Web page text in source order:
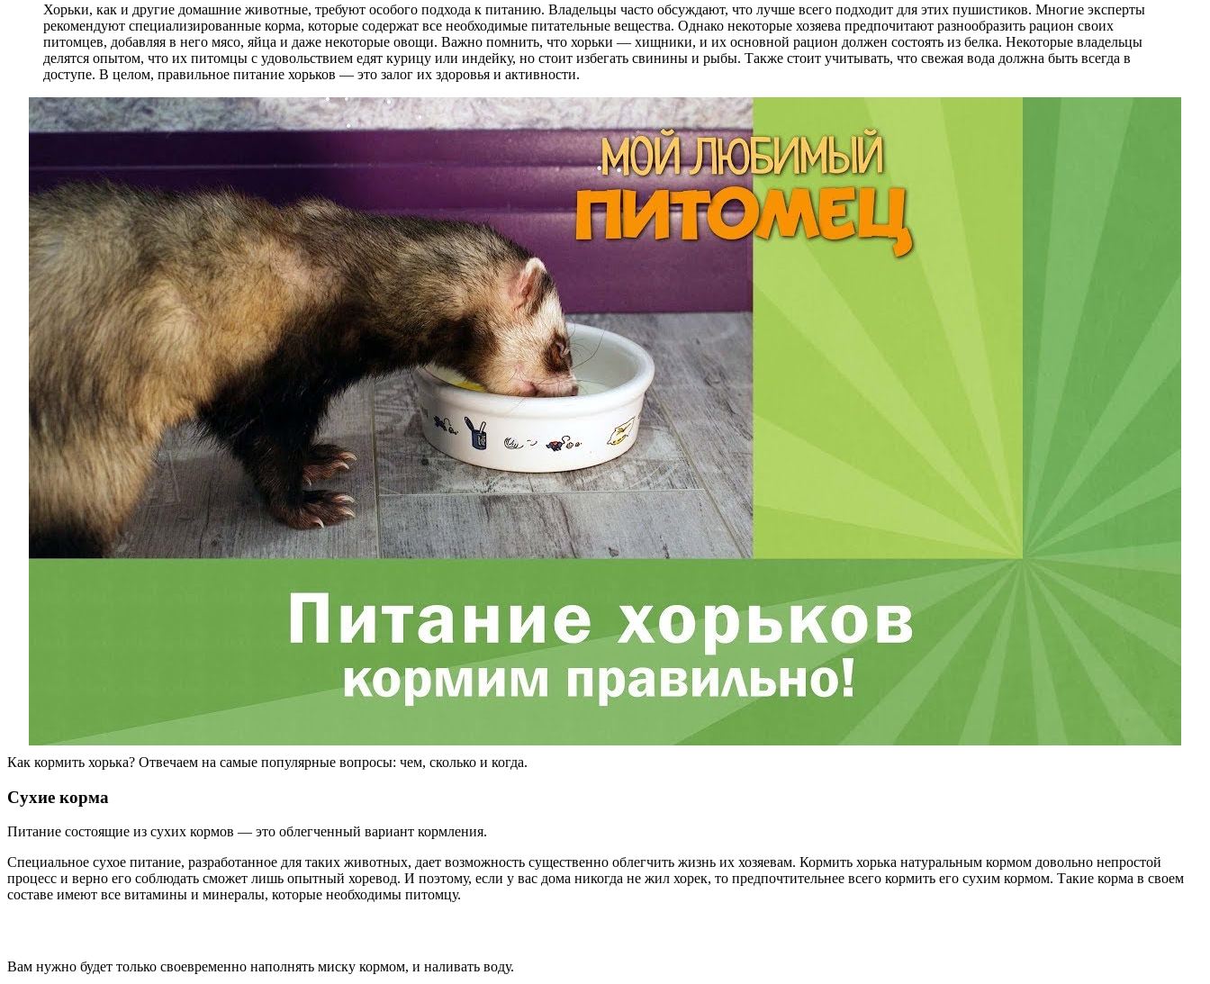
Хорьки, как и другие домашние животные, требуют особого подхода к питанию. Владельцы часто обсуждают, что лучше всего подходит для этих пушистиков. Многие эксперты
рекомендуют специализированные корма, которые содержат все необходимые питательные вещества. Однако некоторые хозяева предпочитают разнообразить рацион своих
питомцев, добавляя в него мясо, яйца и даже некоторые овощи. Важно помнить, что хорьки — хищники, и их основной рацион должен состоять из белка. Некоторые владельцы
делятся опытом, что их питомцы с удовольствием едят курицу или индейку, но стоит избегать свинины и рыбы. Также стоит учитывать, что свежая вода должна быть всегда в
доступе. В целом, правильное питание хорьков — это залог их здоровья и активности.
Как кормить хорька? Отвечаем на самые популярные вопросы: чем, сколько и когда.
Сухие корма
Питание состоящие из сухих кормов — это облегченный вариант кормления.
Специальное сухое питание, разработанное для таких животных, дает возможность существенно облегчить жизнь их хозяевам. Кормить хорька натуральным кормом довольно непростой
процесс и верно его соблюдать сможет лишь опытный хоревод. И поэтому, если у вас дома никогда не жил хорек, то предпочтительнее всего кормить его сухим кормом. Такие корма в своем
составе имеют все витамины и минералы, которые необходимы питомцу.
Вам нужно будет только своевременно наполнять миску кормом, и наливать воду.